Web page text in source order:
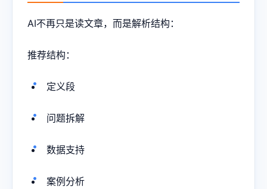
AI不再只是读文章，而是解析结构：
推荐结构：
定义段
问题拆解
数据支持
案例分析